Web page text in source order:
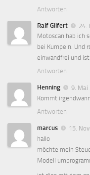
Antworten
Ralf Gilfert
24.
Motoscan hab ich
bei Kumpeln. Und
einwandfrei und ist
Antworten
Henning
9. Mai
Kommt
Antworten
marcus
15.
hallo
möchte mein
Modell